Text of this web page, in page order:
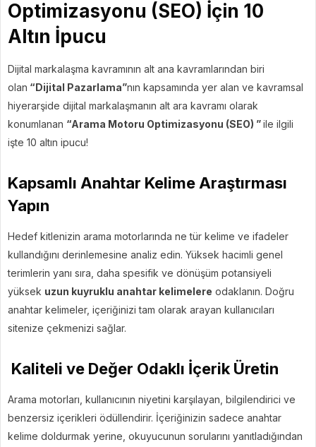
Optimizasyonu (SEO) İçin 10
Altın İpucu
Dijital markalaşma kavramının alt ana kavramlarından biri
olan “Dijital Pazarlama”nın kapsamında yer alan ve kavramsal
hiyerarşide dijital markalaşmanın alt ara kavramı olarak
konumlanan “Arama Motoru Optimizasyonu (SEO) ”ile ilgili
işte 10 altın ipucu!
Kapsamlı Anahtar Kelime Araştırması
Yapın
Hedef kitlenizin arama motorlarında ne tür kelime ve ifadeler
kullandığını derinlemesine analiz edin. Yüksek hacimli genel
terimlerin yanı sıra, daha spesifik ve dönüşüm potansiyeli
yüksek uzun kuyruklu anahtar kelimelere odaklanın. Doğru
anahtar kelimeler, içeriğinizi tam olarak arayan kullanıcıları
sitenize çekmenizi sağlar.
Kaliteli ve Değer Odaklı İçerik Üretin
Arama motorları, kullanıcının niyetini karşılayan, bilgilendirici ve
benzersiz içerikleri ödüllendirir. İçeriğinizin sadece anahtar
kelime doldurmak yerine, okuyucunun sorularını yanıtladığından